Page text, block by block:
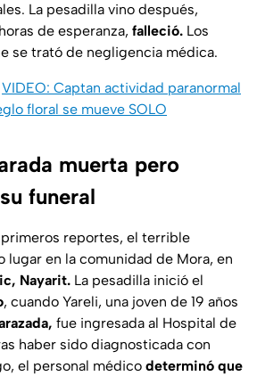
La pesadilla vino después,
de esperanza, falleció. Los
se trató de negligencia médica.
VIDEO: Captan actividad paranormal
floral se mueve SOLO
muerta pero
funeral
reportes, el terrible
en la comunidad de Mora, en
Nayarit. La pesadilla inició el
, cuando Yareli, una joven de 19 años
fue ingresada al Hospital de
haber sido diagnosticada con
el personal médico determinó que